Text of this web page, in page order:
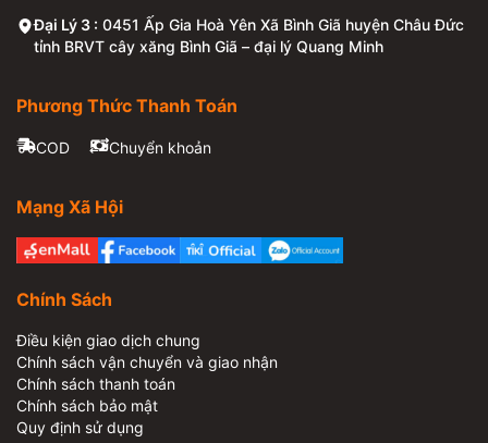
Đại Lý 3 : 0451 Ấp Gia Hoà Yên Xã Bình Giã huyện Châu Đức
tỉnh BRVT cây xăng Bình Giã – đại lý Quang Minh
Phương Thức Thanh Toán
COD Chuyển khoản
Mạng Xã Hội
Chính Sách
Điều kiện giao dịch chung
Chính sách vận chuyển và giao nhận
Chính sách thanh toán
Chính sách bảo mật
Quy định sử dụng